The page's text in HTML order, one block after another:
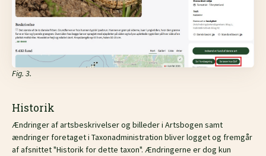
Fig. 3.
Historik
Ændringer af artsbeskrivelser og billeder i Artsbogen samt
ændringer foretaget i Taxonadministration bliver logget og fremgår
af afsnittet "Historik for dette taxon". Ændringerne er dog kun